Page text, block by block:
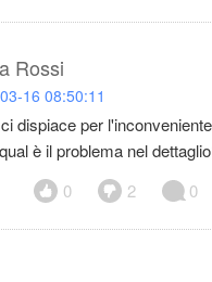
Rossi
16 08:50:11
dispiace per
è il problema nel
0
2 0